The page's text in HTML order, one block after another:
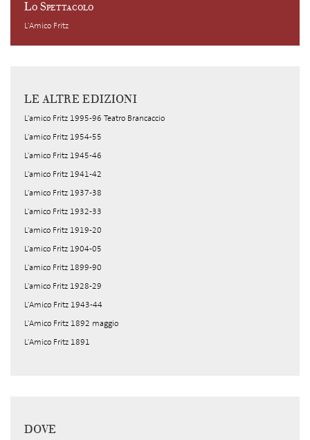
Lo Spettacolo
L'Amico Fritz
LE ALTRE EDIZIONI
L'amico Fritz 1995-96 Teatro Brancaccio
L'amico Fritz 1954-55
L'amico Fritz 1945-46
L'amico Fritz 1941-42
L'amico Fritz 1937-38
L'amico Fritz 1932-33
L'amico Fritz 1919-20
L'amico Fritz 1904-05
L'amico Fritz 1899-90
L'amico Fritz 1928-29
L'Amico Fritz 1943-44
L'Amico Fritz 1892 maggio
L'Amico Fritz 1891
DOVE